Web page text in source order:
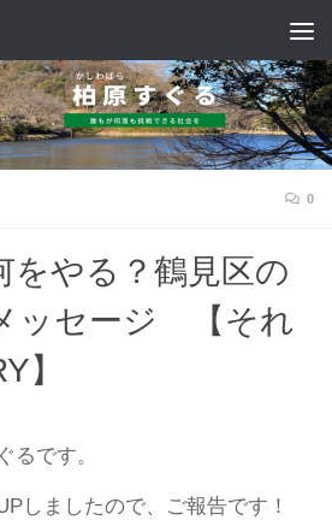
0
をやる？鶴見区の
ッセージ 【それ
】
るです。
しましたので、ご報告です！